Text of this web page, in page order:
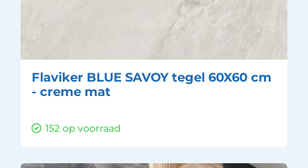
Flaviker BLUE SAVOY tegel 60X60 cm
- creme mat
152 op voorraad